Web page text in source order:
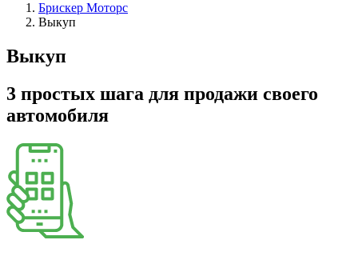
Брискер Моторс
Выкуп
Выкуп
3 простых шага для продажи своего
автомобиля